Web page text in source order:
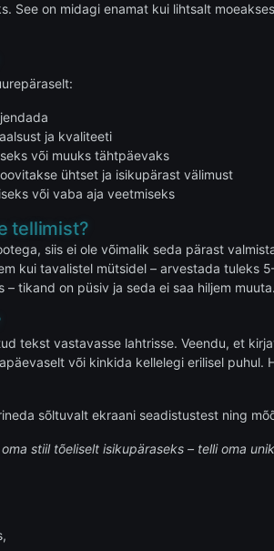
See on midagi enamat kui lihtsalt
ja kvaliteeti
või muuks tähtpäevaks
ühtset ja isikupärast välimust
või vaba aja veetmiseks
tellimist?
siis ei ole võimalik seda pärast
kui tavalistel mütsidel – arvestada tuleks
– tikand on püsiv ja seda ei saa hiljem
tekst vastavasse lahtrisse. Veendu, et
või kinkida kellelegi erilisel puhul.
sõltuvalt ekraani seadistustest ning
stiil tõeliselt isikupäraseks – telli oma